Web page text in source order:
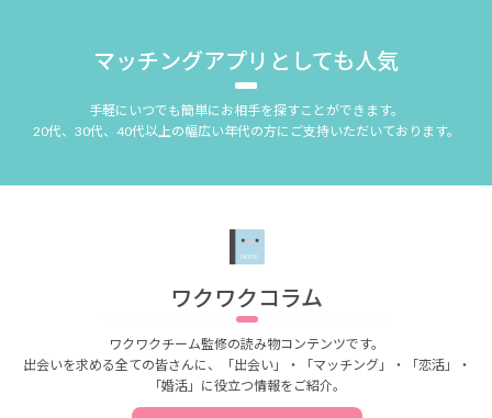
マッチングアプリとしても人気
手軽にいつでも簡単にお相手を探すことができます。
20代、30代、40代以上の幅広い年代の方にご支持いただいております。
ワクワクコラム
ワクワクチーム監修の読み物コンテンツです。
出会いを求める全ての皆さんに、「出会い」・「マッチング」・「恋活」・
「婚活」に役立つ情報をご紹介。